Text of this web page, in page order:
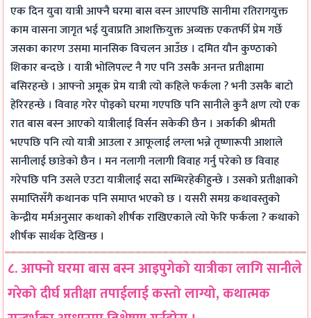
एक दिन युवा यात्री आफ्नै घरमा बास वस्न आएपछि सानीमा रतिरागयुक्त
काम वासना जागृत भई युवाप्रति आशक्तियुक्त अव्यक्त एकतर्फी प्रेम गर्छे
जसका कारण उसमा मानसिक विचलन आउँछ । दमित यौन कुण्ठाको
शिकार बन्दछे । यात्री भोलिपल्ट नै गए पनि उसकै अनन्त प्रतीक्षामा
बसिरहन्छे । आफ्नो अमूक प्रेम यात्री त्यो कहिले फर्कला ? भनी उसकै बाटो
हेरिरहन्छे । विवाह गरेर पोइको घरमा गएपछि पनि सानीले कुनै क्षण त्यो एक
रात बास बस्न आएको यात्रीलाई विर्सन सकेकी छैन । अर्काकी श्रीमती
भएपछि पनि त्यो यात्री आउला र आफूलाई लग्ला भन्ने तृष्णारूपी आशाले
सानीलाई छाडेको छैन । मन नलागी नलागी विवाह गर्नु परेको छ विवाह
गरेपछि पनि उसले एउटा यात्रीलाई सदा सम्भिरहेकीहुन्छे । उसको प्रतीक्षाको
समाप्तिसँगै कथानक पनि समाप्त भएको छ । यसरी समग्र कथावस्तुको
केन्द्रीय मर्मअनुसार कथाको शीर्षक राखिएकाले त्यो फेरि फर्कला ? कथाको
शीर्षक सार्थक देखिन्छ ।
८. आफ्नो घरमा बास बस्न आइपुगेको यात्रीका लागि सानीले
गरेको दीर्घ प्रतीक्षा तपाईलाई कस्तो लाग्यो, कथात्मक